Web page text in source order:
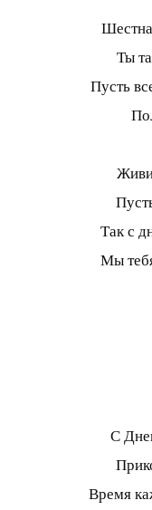
Ты
Пусть
Так с
Мы
С
Время